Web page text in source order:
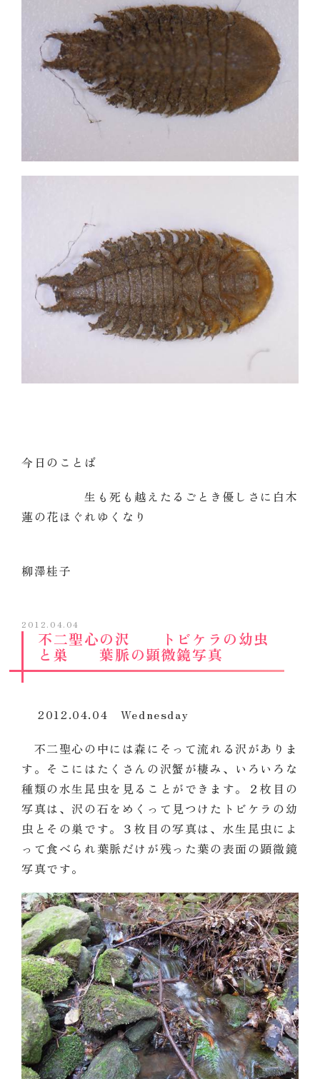
今日のことば
生も死も越えたるごとき優しさに白木
蓮の花ほぐれゆくなり
柳澤桂子
2012.04.04
不二聖心の沢 トビケラの幼虫
と巣 葉脈の顕微鏡写真
2012.04.04 Wednesday
不二聖心の中には森にそって流れる沢がありま
す。そこにはたくさんの沢蟹が棲み、いろいろな
種類の水生昆虫を見ることができます。２枚目の
写真は、沢の石をめくって見つけたトビケラの幼
虫とその巣です。３枚目の写真は、水生昆虫によ
って食べられ葉脈だけが残った葉の表面の顕微鏡
写真です。